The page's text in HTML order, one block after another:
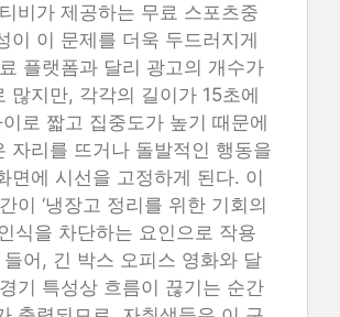
비가 제공하는 무료 스포츠중
이 이 문제를 더욱 두드러지게
플랫폼과 달리 광고의 개수가
많지만, 각각의 길이가 15초에
로 짧고 집중도가 높기 때문에
자리를 뜨거나 돌발적인 행동을
면에 시선을 고정하게 된다. 이
이 ‘냉장고 정리를 위한 기회의
식을 차단하는 요인으로 작용
어, 긴 박스 오피스 영화와 달
기 특성상 흐름이 끊기는 순간